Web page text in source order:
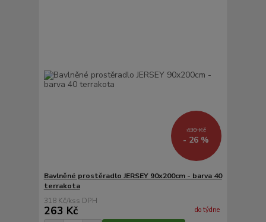
430 Kč
- 26 %
Bavlněné prostěradlo JERSEY 90x200cm - barva 40
terrakota
318 Kč/ks
263 Kč do týdne